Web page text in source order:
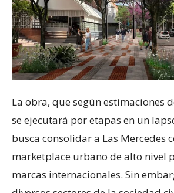
La obra, que según estimaciones
se ejecutará por etapas en un
busca consolidar a Las Mercedes
marketplace urbano de alto nivel
marcas internacionales. Sin